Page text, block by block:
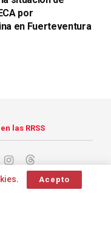
por
en Fuerteventura
las RRSS
. Acepto